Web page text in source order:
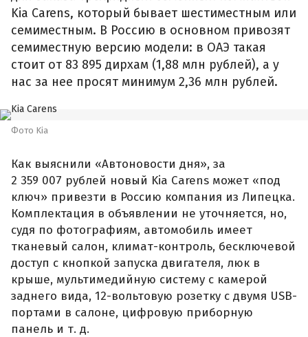
Kia Carens, который бывает шестиместным или
семиместным. В Россию в основном привозят
семиместную версию модели: в ОАЭ такая
стоит от 83 895 дирхам (1,88 млн рублей), а у
нас за нее просят минимум 2,36 млн рублей.
Фото Kia
Как выяснили «Автоновости дня», за
2 359 007 рублей новый Kia Carens может «под
ключ» привезти в Россию компания из Липецка.
Комплектация в объявлении не уточняется, но,
судя по фотографиям, автомобиль имеет
тканевый салон, климат-контроль, бесключевой
доступ с кнопкой запуска двигателя, люк в
крыше, мультимедийную систему с камерой
заднего вида, 12-вольтовую розетку с двумя USB-
портами в салоне, цифровую приборную
панель и т. д.